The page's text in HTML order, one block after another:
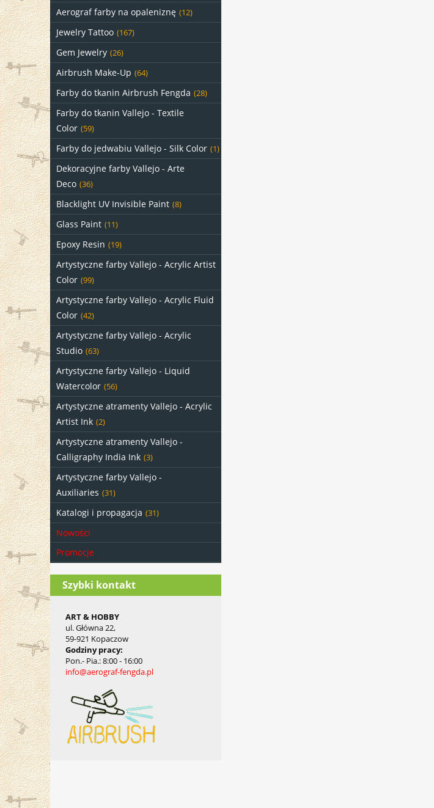
Aerograf farby na opaleniznę (12)
Jewelry Tattoo (167)
Gem Jewelry (26)
Airbrush Make-Up (64)
Farby do tkanin Airbrush Fengda (28)
Farby do tkanin Vallejo - Textile
Color (59)
Farby do jedwabiu Vallejo - Silk Color (1)
Dekoracyjne farby Vallejo - Arte
Deco (36)
Blacklight UV Invisible Paint (8)
Glass Paint (11)
Epoxy Resin (19)
Artystyczne farby Vallejo - Acrylic Artist
Color (99)
Artystyczne farby Vallejo - Acrylic Fluid
Color (42)
Artystyczne farby Vallejo - Acrylic
Studio (63)
Artystyczne farby Vallejo - Liquid
Watercolor (56)
Artystyczne atramenty Vallejo - Acrylic
Artist Ink (2)
Artystyczne atramenty Vallejo -
Calligraphy India Ink (3)
Artystyczne farby Vallejo -
Auxiliaries (31)
Katalogi i propagacja (31)
Nowości
Promocje
Szybki kontakt
ART & HOBBY
ul. Główna 22,
59-921 Kopaczow
Godziny pracy:
Pon.- Pia.: 8:00 - 16:00
info@aerograf-fengda.pl